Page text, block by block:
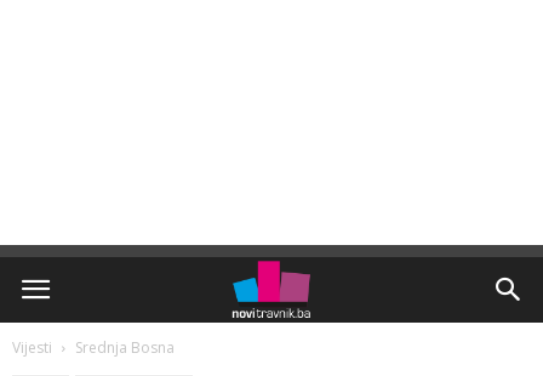
Vijesti Srednja Bosna